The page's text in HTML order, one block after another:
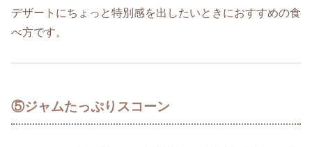
デザートにちょっと特別感を出したいときにおすすめの食
べ方です。
⑤ジャムたっぷりスコーン